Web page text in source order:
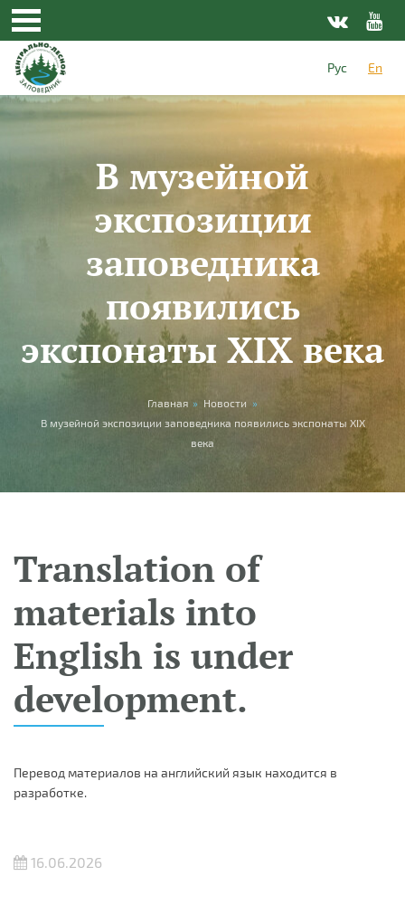
Skip to main content
Рус
En
В музейной
экспозиции
заповедника
появились
экспонаты XIX века
You are here
Главная » Новости »
В музейной экспозиции заповедника появились экспонаты XIX
века
Translation of
materials into
English is under
development.
Перевод материалов на английский язык находится в
разработке.
16.06.2026